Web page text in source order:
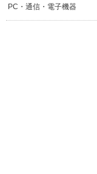
PC・通信・電子機器